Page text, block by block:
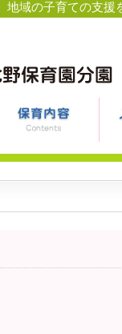
地域の子育ての支援